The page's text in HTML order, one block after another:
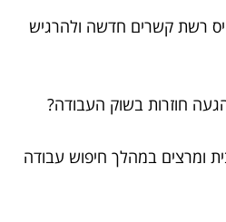
רשת קשרים חדשה ולהרגיש
ומרצים במהלך חיפוש עבודה